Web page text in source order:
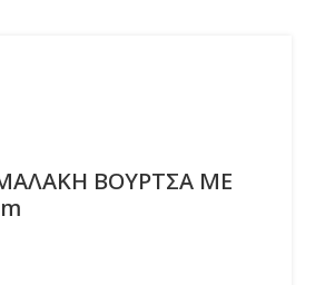
ΜΑΛΑΚΗ ΒΟΥΡΤΣΑ ΜΕ